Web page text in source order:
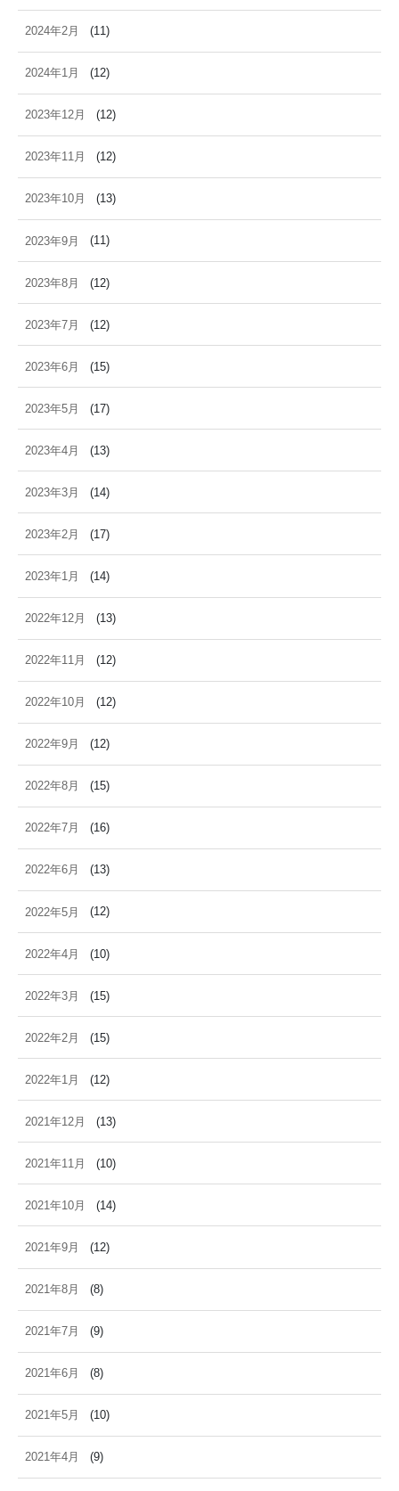
2024年2月 (11)
2024年1月 (12)
2023年12月 (12)
2023年11月 (12)
2023年10月 (13)
2023年9月 (11)
2023年8月 (12)
2023年7月 (12)
2023年6月 (15)
2023年5月 (17)
2023年4月 (13)
2023年3月 (14)
2023年2月 (17)
2023年1月 (14)
2022年12月 (13)
2022年11月 (12)
2022年10月 (12)
2022年9月 (12)
2022年8月 (15)
2022年7月 (16)
2022年6月 (13)
2022年5月 (12)
2022年4月 (10)
2022年3月 (15)
2022年2月 (15)
2022年1月 (12)
2021年12月 (13)
2021年11月 (10)
2021年10月 (14)
2021年9月 (12)
2021年8月 (8)
2021年7月 (9)
2021年6月 (8)
2021年5月 (10)
2021年4月 (9)